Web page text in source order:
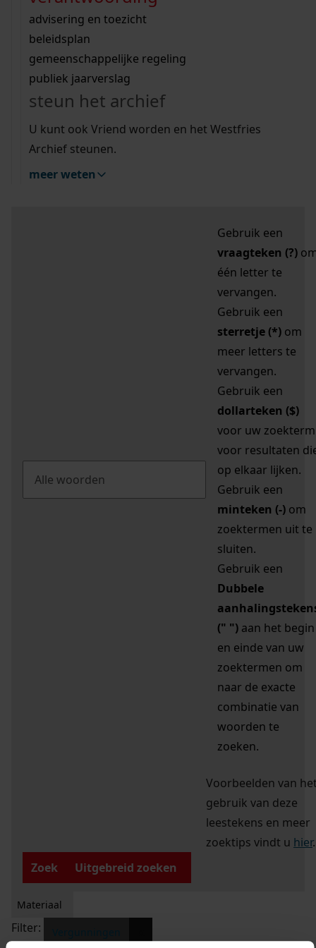
bouwvergunningen
omgevingsvergunningen
vergunningen
beeld en geluid
uitleg nodig?
Wij helpen u op weg met een aantal zoektips.
bekijk alle zoektips
Wij helpen u op weg met een aantal zoektips.
bekijk alle zoektips
bekijk ons geschiedenislokaal
advisering en toezicht
beleidsplan
gemeenschappelijke regeling
publiek jaarverslag
steun het archief
U kunt ook Vriend worden en het Westfries
Archief steunen.
meer weten
zoektips
Mijn Studiezaal (inloggen)
uw zoekopdracht te
Gebruik een
vraagteken (?)
één letter te
vervangen.
Gebruik een
sterretje (*) om
meer letters te
vervangen.
Gebruik een
dollarteken ($)
voor uw zoekterm
voor resultaten
op elkaar lijken.
Gebruik een
minteken (-) om
zoektermen uit te
sluiten.
Gebruik een
Dubbele
(" ") aan het begin
en einde van uw
zoektermen om
naar de exacte
combinatie van
woorden te
zoeken.
Voorbeelden van
gebruik van deze
leestekens en meer
zoektips vindt u hier.
Zoek
Uitgebreid zoeken
Materiaal
Filter: